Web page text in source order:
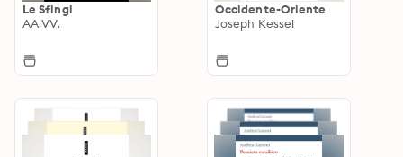
Le Sfingi
AA.VV.
Occidente-Oriente
Joseph Kessel